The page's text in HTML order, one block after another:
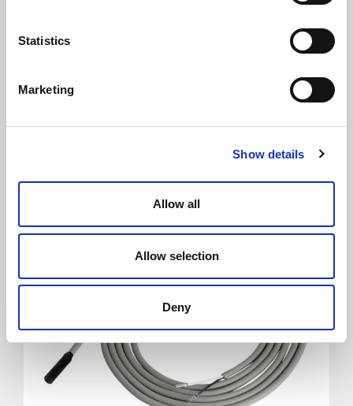
Statistics
Marketing
Show details
Allow all
Allow selection
Deny